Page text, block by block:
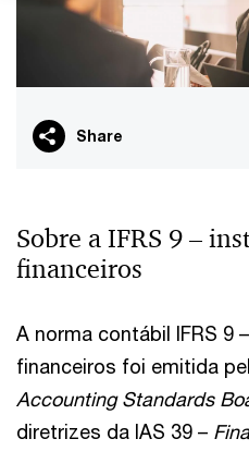
Share
Sobre a IFRS 9 –
financeiros
A norma contábil IFRS 9
financeiros foi emitida
Accounting Standards
diretrizes da IAS 39 –